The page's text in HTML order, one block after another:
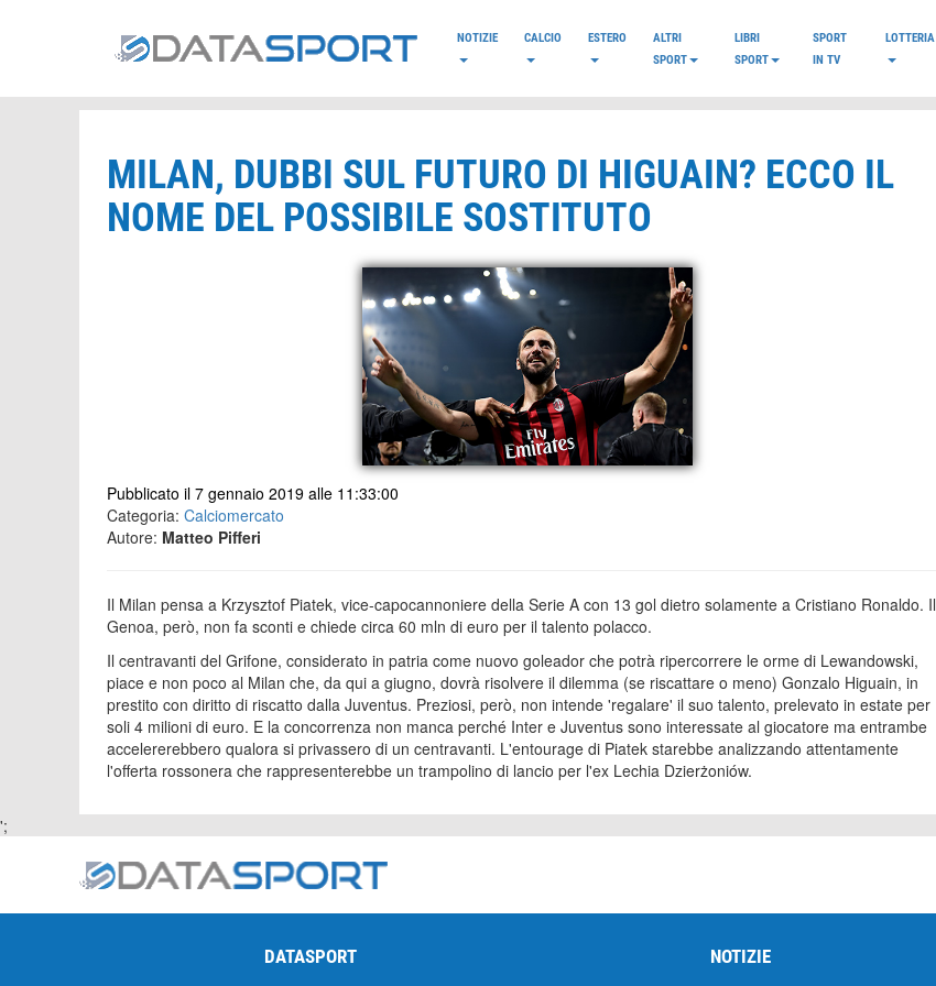
NOTIZIE CALCIO ESTERO
ALTRI
SPORT
LIBRI
SPORT
SPORT
IN TV
LOTTERIA
MILAN, DUBBI SUL FUTURO DI HIGUAIN? ECCO IL
NOME DEL POSSIBILE SOSTITUTO
Pubblicato il 7 gennaio 2019 alle 11:33:00
Categoria: Calciomercato
Autore: Matteo Pifferi
Il Milan pensa a Krzysztof Piatek, vice-capocannoniere della Serie A con 13 gol dietro solamente a Cristiano Ronaldo. Il
Genoa, però, non fa sconti e chiede circa 60 mln di euro per il talento polacco.
Il centravanti del Grifone, considerato in patria come nuovo goleador che potrà ripercorrere le orme di Lewandowski,
piace e non poco al Milan che, da qui a giugno, dovrà risolvere il dilemma (se riscattare o meno) Gonzalo Higuain, in
prestito con diritto di riscatto dalla Juventus. Preziosi, però, non intende 'regalare' il suo talento, prelevato in estate per
soli 4 milioni di euro. E la concorrenza non manca perché Inter e Juventus sono interessate al giocatore ma entrambe
accelererebbero qualora si privassero di un centravanti. L'entourage di Piatek starebbe analizzando attentamente
l'offerta rossonera che rappresenterebbe un trampolino di lancio per l'ex Lechia Dzierżoniów.
';
DATASPORT NOTIZIE